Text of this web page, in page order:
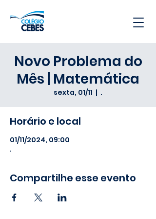
Novo Problema do
Mês | Matemática
sexta, 01/11
  |
.
Horário e local
01/11/2024, 09:00
.
Compartilhe esse evento